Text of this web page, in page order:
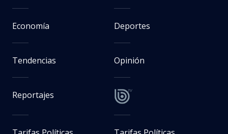
Economía Deportes
Tendencias Opinión
Reportajes